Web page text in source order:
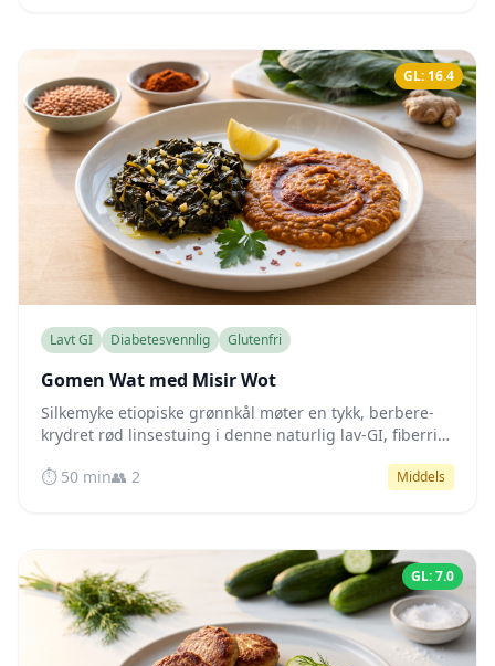
GL: 16.4
Lavt GI Diabetesvennlig Glutenfri
Gomen Wat med Misir Wot
Silkemyke etiopiske grønnkål møter en tykk, berbere-
krydret rød linsestuing i denne naturlig lav-GI, fiberrike
skånsomt.
⏱️ 50 min👥 2 Middels
GL: 7.0